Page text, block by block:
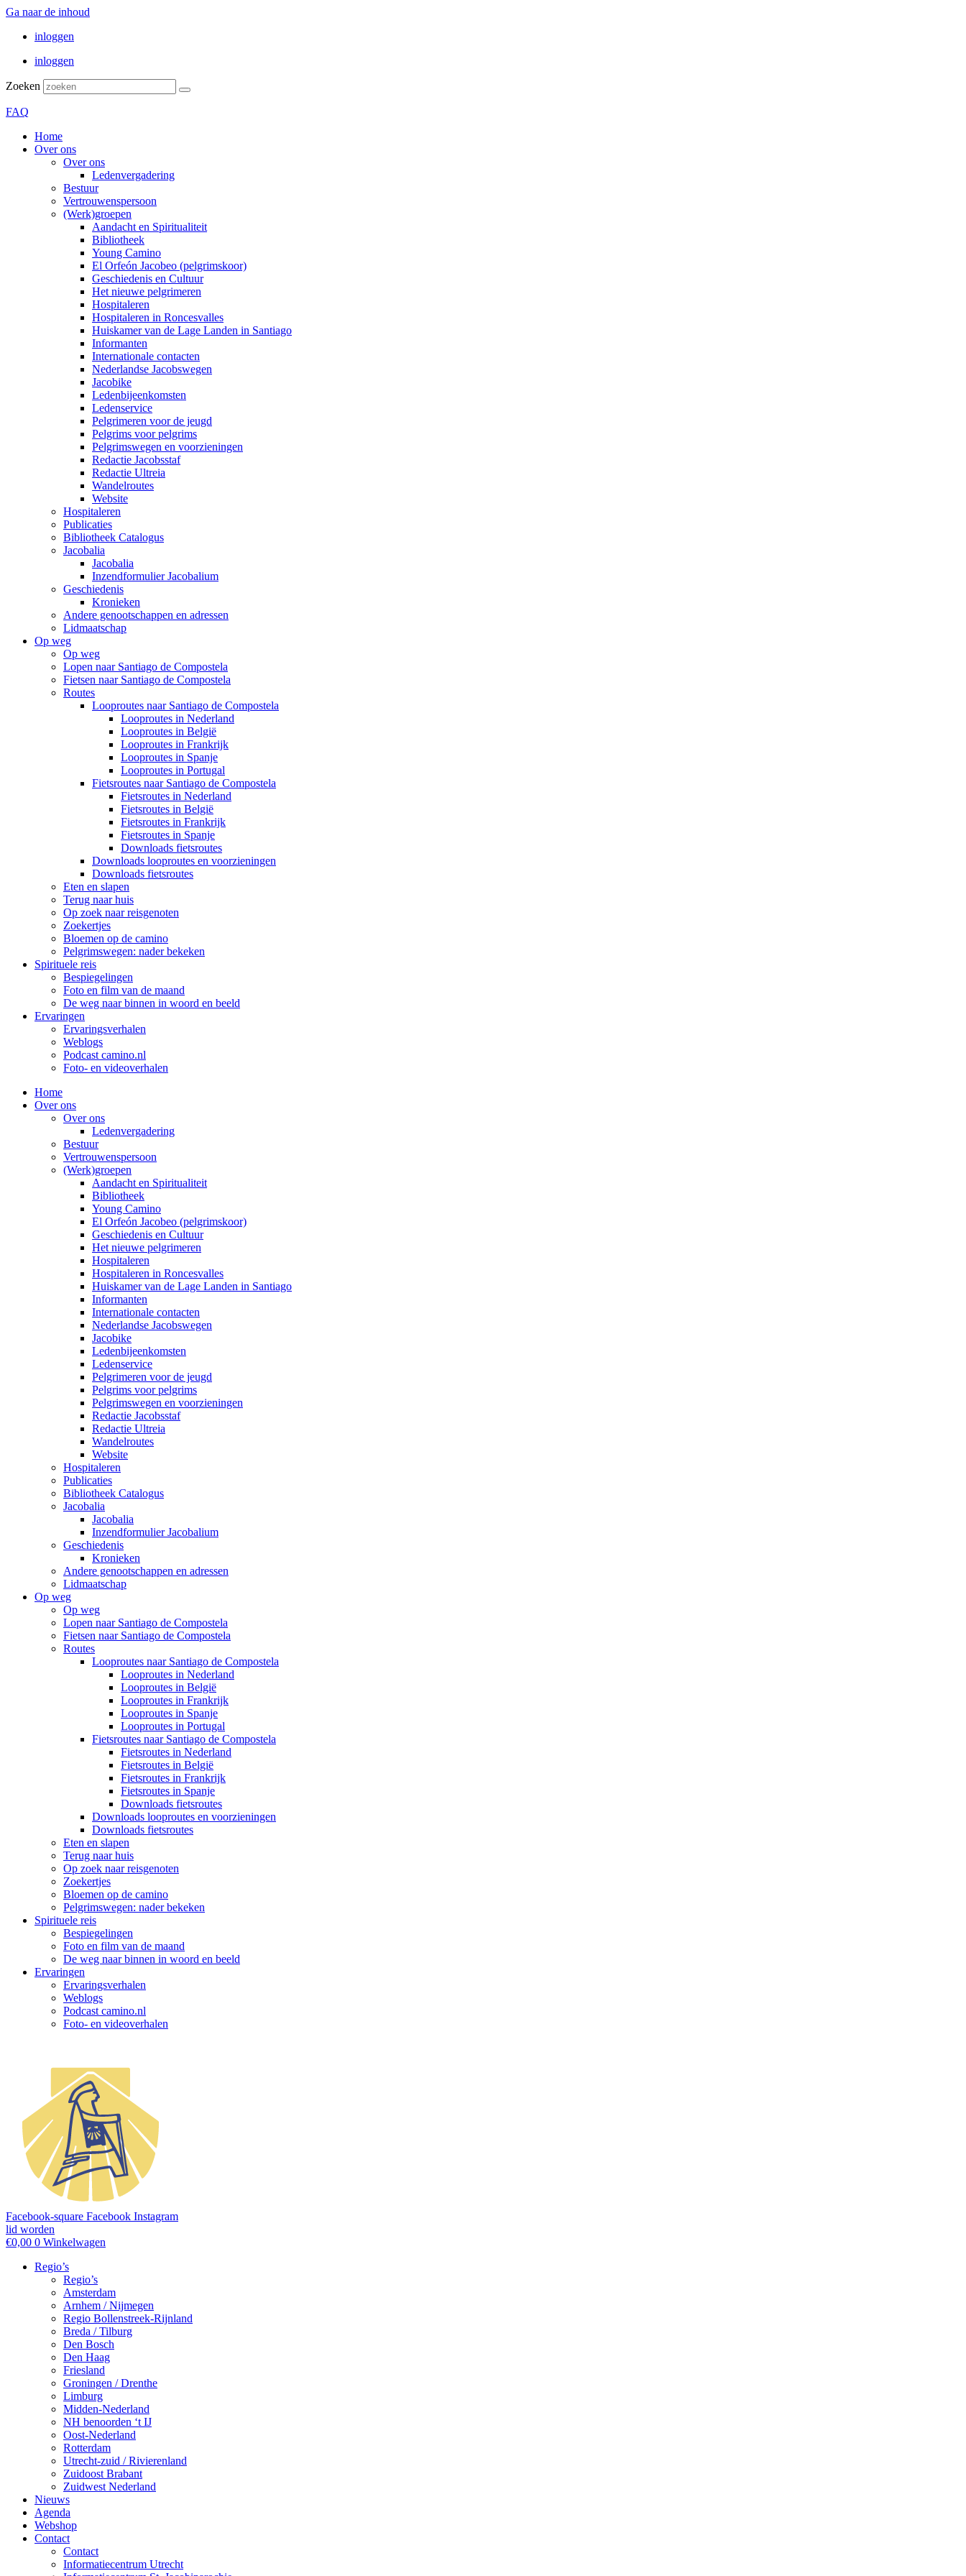
Ga naar de inhoud
inloggen
inloggen
Zoeken
FAQ
Home
Over ons
Over ons
Ledenvergadering
Bestuur
Vertrouwenspersoon
(Werk)groepen
Aandacht en Spiritualiteit
Bibliotheek
Young Camino
El Orfeón Jacobeo (pelgrimskoor)
Geschiedenis en Cultuur
Het nieuwe pelgrimeren
Hospitaleren
Hospitaleren in Roncesvalles
Huiskamer van de Lage Landen in Santiago
Informanten
Internationale contacten
Nederlandse Jacobswegen
Jacobike
Ledenbijeenkomsten
Ledenservice
Pelgrimeren voor de jeugd
Pelgrims voor pelgrims
Pelgrimswegen en voorzieningen
Redactie Jacobsstaf
Redactie Ultreia
Wandelroutes
Website
Hospitaleren
Publicaties
Bibliotheek Catalogus
Jacobalia
Jacobalia
Inzendformulier Jacobalium
Geschiedenis
Kronieken
Andere genootschappen en adressen
Lidmaatschap
Op weg
Op weg
Lopen naar Santiago de Compostela
Fietsen naar Santiago de Compostela
Routes
Looproutes naar Santiago de Compostela
Looproutes in Nederland
Looproutes in België
Looproutes in Frankrijk
Looproutes in Spanje
Looproutes in Portugal
Fietsroutes naar Santiago de Compostela
Fietsroutes in Nederland
Fietsroutes in België
Fietsroutes in Frankrijk
Fietsroutes in Spanje
Downloads fietsroutes
Downloads looproutes en voorzieningen
Downloads fietsroutes
Eten en slapen
Terug naar huis
Op zoek naar reisgenoten
Zoekertjes
Bloemen op de camino
Pelgrimswegen: nader bekeken
Spirituele reis
Bespiegelingen
Foto en film van de maand
De weg naar binnen in woord en beeld
Ervaringen
Ervaringsverhalen
Weblogs
Podcast camino.nl
Foto- en videoverhalen
Home
Over ons
Over ons
Ledenvergadering
Bestuur
Vertrouwenspersoon
(Werk)groepen
Aandacht en Spiritualiteit
Bibliotheek
Young Camino
El Orfeón Jacobeo (pelgrimskoor)
Geschiedenis en Cultuur
Het nieuwe pelgrimeren
Hospitaleren
Hospitaleren in Roncesvalles
Huiskamer van de Lage Landen in Santiago
Informanten
Internationale contacten
Nederlandse Jacobswegen
Jacobike
Ledenbijeenkomsten
Ledenservice
Pelgrimeren voor de jeugd
Pelgrims voor pelgrims
Pelgrimswegen en voorzieningen
Redactie Jacobsstaf
Redactie Ultreia
Wandelroutes
Website
Hospitaleren
Publicaties
Bibliotheek Catalogus
Jacobalia
Jacobalia
Inzendformulier Jacobalium
Geschiedenis
Kronieken
Andere genootschappen en adressen
Lidmaatschap
Op weg
Op weg
Lopen naar Santiago de Compostela
Fietsen naar Santiago de Compostela
Routes
Looproutes naar Santiago de Compostela
Looproutes in Nederland
Looproutes in België
Looproutes in Frankrijk
Looproutes in Spanje
Looproutes in Portugal
Fietsroutes naar Santiago de Compostela
Fietsroutes in Nederland
Fietsroutes in België
Fietsroutes in Frankrijk
Fietsroutes in Spanje
Downloads fietsroutes
Downloads looproutes en voorzieningen
Downloads fietsroutes
Eten en slapen
Terug naar huis
Op zoek naar reisgenoten
Zoekertjes
Bloemen op de camino
Pelgrimswegen: nader bekeken
Spirituele reis
Bespiegelingen
Foto en film van de maand
De weg naar binnen in woord en beeld
Ervaringen
Ervaringsverhalen
Weblogs
Podcast camino.nl
Foto- en videoverhalen
Facebook-square Facebook Instagram
lid worden
€0,00 0 Winkelwagen
Regio’s
Regio’s
Amsterdam
Arnhem / Nijmegen
Regio Bollenstreek-Rijnland
Breda / Tilburg
Den Bosch
Den Haag
Friesland
Groningen / Drenthe
Limburg
Midden-Nederland
NH benoorden ‘t IJ
Oost-Nederland
Rotterdam
Utrecht-zuid / Rivierenland
Zuidoost Brabant
Zuidwest Nederland
Nieuws
Agenda
Webshop
Contact
Contact
Informatiecentrum Utrecht